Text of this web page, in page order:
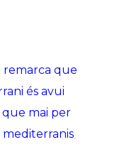
que
és avui
mai per